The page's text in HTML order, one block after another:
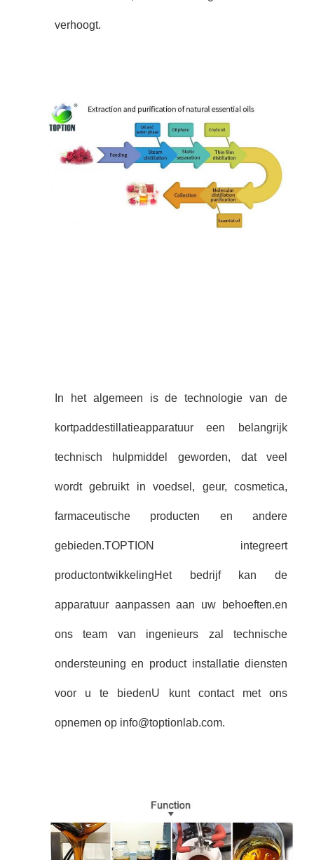
verhoogt.
In het algemeen is de technologie van de
kortpaddestillatieapparatuur een belangrijk
technisch hulpmiddel geworden, dat veel
wordt gebruikt in voedsel, geur, cosmetica,
farmaceutische producten en andere
gebieden.TOPTION integreert
productontwikkelingHet bedrijf kan de
apparatuur aanpassen aan uw behoeften.en
ons team van ingenieurs zal technische
ondersteuning en product installatie diensten
voor u te biedenU kunt contact met ons
opnemen op info@toptionlab.com.